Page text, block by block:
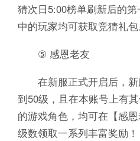
猜次日5:00榜单刷新后的
中的玩家均可获取竞猜礼包
⑤ 感恩老友
在新服正式开启后，新
到50级，且在本账号上有
的游戏角色，均可在【感
级数领取一系列丰富奖励！